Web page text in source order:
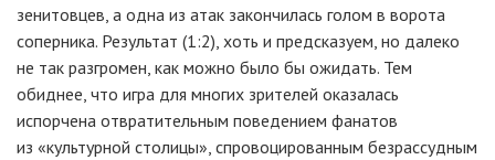
зенитовцев, а одна из атак закончилась голом в ворота
соперника. Результат (1:2), хоть и предсказуем, но далеко
не так разгромен, как можно было бы ожидать. Тем
обиднее, что игра для многих зрителей оказалась
испорчена отвратительным поведением фанатов
из «культурной столицы», спровоцированным безрассудным